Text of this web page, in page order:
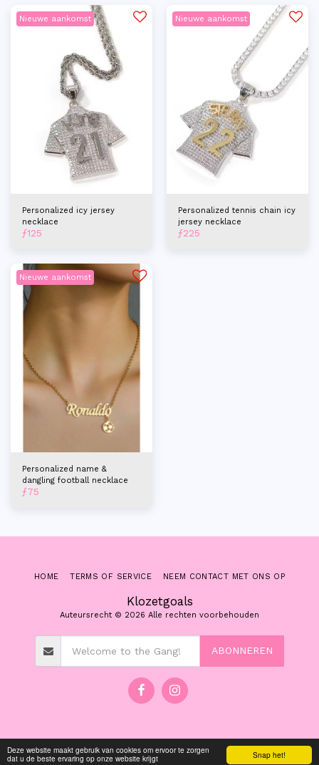
Snap het!
Deze website maakt gebruik van cookies om ervoor te zorgen
dat u de beste ervaring op onze website krijgt
Nieuwe aankomst
Personalized icy jersey
necklace
ƒ125
Nieuwe aankomst
Personalized tennis chain icy
jersey necklace
ƒ225
Nieuwe aankomst
Personalized name &
dangling football necklace
ƒ75
Klozetgoals
Auteursrecht © 2026 Alle rechten voorbehouden
HOME TERMS OF SERVICE NEEM CONTACT MET ONS OP
ABONNEREN